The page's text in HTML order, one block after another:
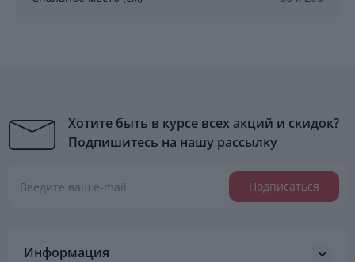
Хотите быть в курсе всех акций и скидок?
Подпишитесь на нашу рассылку
Подписаться
Информация